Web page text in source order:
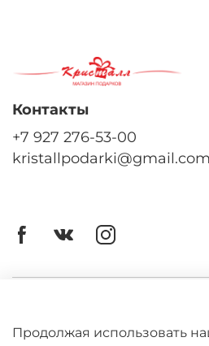
Оферта
Контакты
+7 927 276-53-00
kristallpodarki@gmail.com
Продолжая использовать